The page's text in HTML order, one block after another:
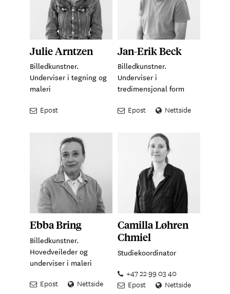
Julie Arntzen
Billedkunstner.
Underviser i tegning og
maleri
Epost
Jan-Erik Beck
Billedkunstner.
Underviser i
tredimensjonal form
Epost
Nettside
Ebba Bring
Billedkunstner.
Hovedveileder og
underviser i maleri
Epost
Nettside
Camilla Løhren
Chmiel
Studiekoordinator
+47 22 99 03 40
Epost
Nettside